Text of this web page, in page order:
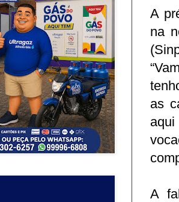
A
na
as
A